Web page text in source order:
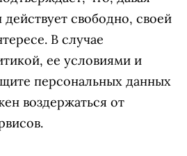
действует свободно, своей
В случае
ее условиями и
персональных данных
воздержаться от